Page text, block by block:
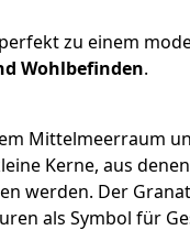
zu einem
Wohlbefinden.
Mittelmeerraum
Kerne, aus
werden. Der
als Symbol für